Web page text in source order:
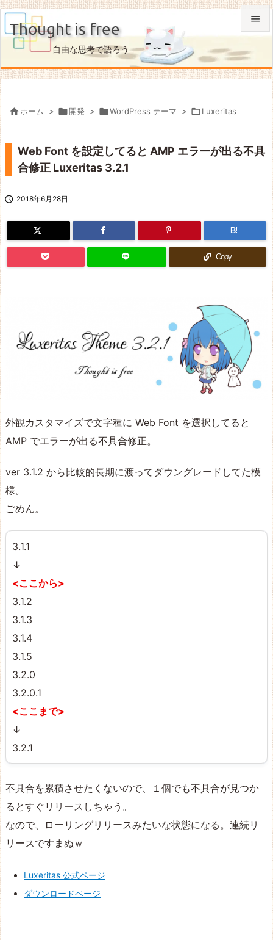
Thought is free
自由な思考で語ろう

メニュ

次へ
 ホーム > 開発 > WordPress テーマ > Luxeritas
Web Font を設定してると AMP エラーが出る不具
合修正 Luxeritas 3.2.1
 2018年6月28日
B!
Copy
外観カスタマイズで文字種に Web Font を選択してると
AMP でエラーが出る不具合修正。
ver 3.1.2 から比較的長期に渡ってダウングレードしてた模
様。
ごめん。
3.1.1
↓
<ここから>
3.1.2
3.1.3
3.1.4
3.1.5
3.2.0
3.2.0.1
<ここまで>
↓
3.2.1
不具合を累積させたくないので、１個でも不具合が見つか
るとすぐリリースしちゃう。
なので、ローリングリリースみたいな状態になる。連続リ
リースですまぬｗ
Luxeritas 公式ページ
ダウンロードページ